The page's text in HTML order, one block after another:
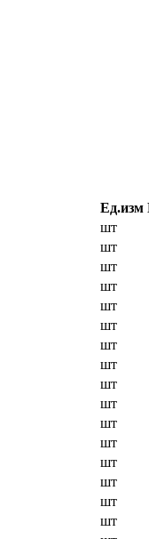
Ед.изм
шт
шт
шт
шт
шт
шт
шт
шт
шт
шт
шт
шт
шт
шт
шт
шт